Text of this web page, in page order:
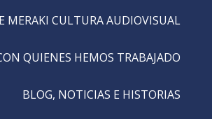
MERAKI CULTURA AUDIOVISUAL
QUIENES HEMOS TRABAJADO
BLOG, NOTICIAS E HISTORIAS